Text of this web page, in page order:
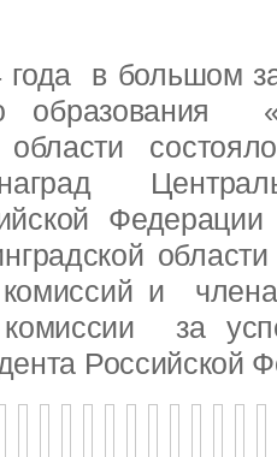
года в большом
образования
области
комиссий и
комиссии за
Российской